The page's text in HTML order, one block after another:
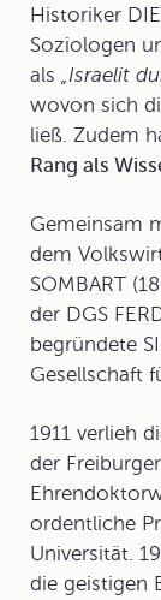
Historiker
Soziologen
als „Israelit
wovon sich
ließ. Zudem
Rang als
Gemeinsam
dem
SOMBART
der DGS
begründete
Gesellschaft
1911 verlieh
der
ordentliche
Universität.
die geistigen